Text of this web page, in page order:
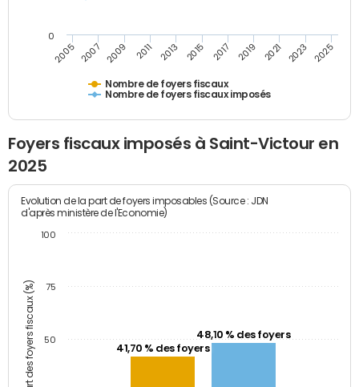
Nombre de foyers fiscaux
Nombre de foyers fiscaux imposés
2005 2007 2009 2011 2013 2015 2017 2019 2021 2023 2025
0
Foyers fiscaux imposés à Saint-Victour en
2025
Part des foyers fiscaux (%)
Evolution de la part de foyers imposables (Source : JDN
d'après ministère de l'Economie)
41,70 % des foyers
48,10 % des foyers
50
75
100